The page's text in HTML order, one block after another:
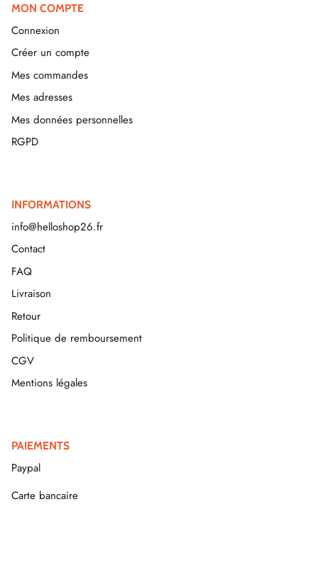
MON COMPTE
Connexion
Créer un compte
Mes commandes
Mes adresses
Mes données personnelles
RGPD
INFORMATIONS
info@helloshop26.fr
Contact
FAQ
Livraison
Retour
Politique de remboursement
CGV
Mentions légales
PAIEMENTS
Paypal
Carte bancaire